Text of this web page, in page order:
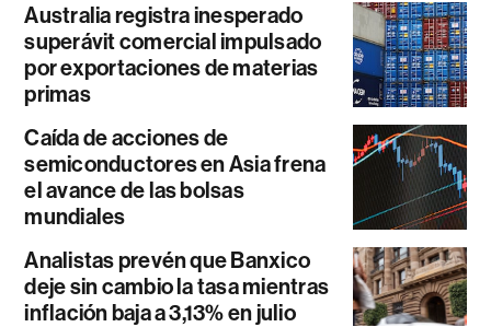
Australia registra inesperado
superávit comercial impulsado
por exportaciones de materias
primas
Caída de acciones de
semiconductores en Asia frena
el avance de las bolsas
mundiales
Analistas prevén que Banxico
deje sin cambio la tasa mientras
inflación baja a 3,13% en julio